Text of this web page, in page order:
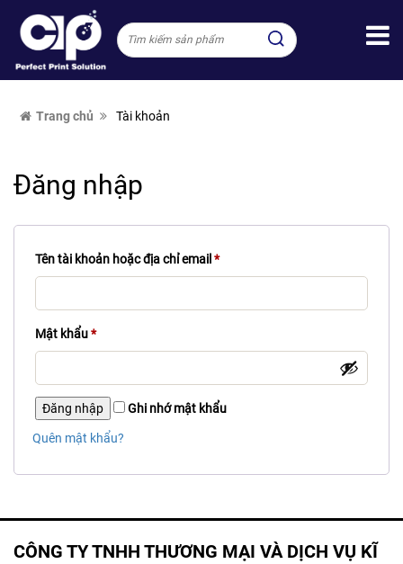
Trang chủ Tài khoản
Đăng nhập
Tên tài khoản hoặc địa chỉ email *
Mật khẩu*
Đăng nhập Ghi nhớ mật khẩu
Quên mật khẩu?
CÔNG TY TNHH THƯƠNG MẠI VÀ DỊCH VỤ KĨ